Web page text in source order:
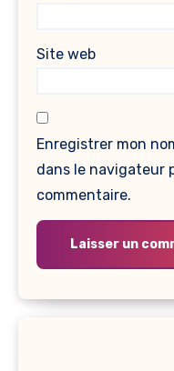
Site web
Enregistrer mon
dans le navigateur
commentaire.